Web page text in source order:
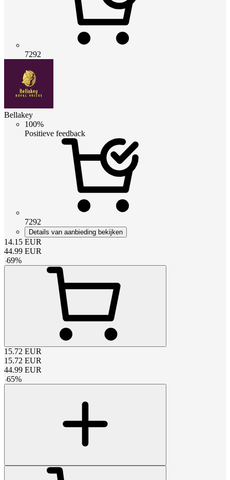
7292
Bellakey
100%
Positieve feedback
7292
Details van aanbieding bekijken
14.15 EUR
44.99 EUR
-69%
15.72 EUR
15.72 EUR
44.99 EUR
-65%